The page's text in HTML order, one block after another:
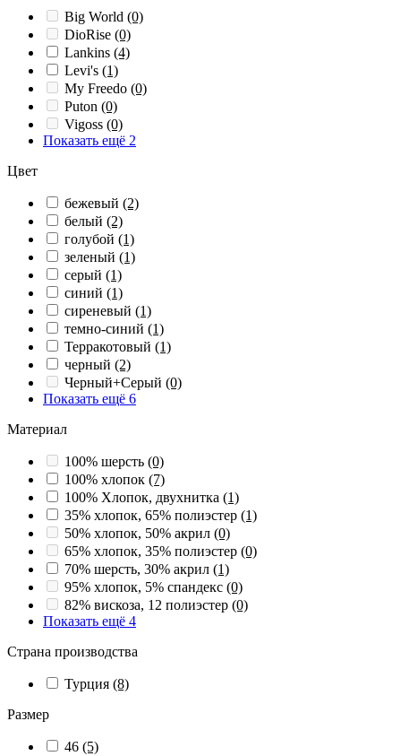
Big World (0)
DioRise (0)
Lankins (4)
Levi's (1)
My Freedo (0)
Puton (0)
Vigoss (0)
Показать ещё 2
Цвет
бежевый (2)
белый (2)
голубой (1)
зеленый (1)
серый (1)
синий (1)
сиреневый (1)
темно-синий (1)
Терракотовый (1)
черный (2)
Черный+Серый (0)
Показать ещё 6
Материал
100% шерсть (0)
100% хлопок (7)
100% Хлопок, двухнитка (1)
35% хлопок, 65% полиэстер (1)
50% хлопок, 50% акрил (0)
65% хлопок, 35% полиэстер (0)
70% шерсть, 30% акрил (1)
95% хлопок, 5% спандекс (0)
82% вискоза, 12 полиэстер (0)
Показать ещё 4
Страна производства
Турция (8)
Размер
46 (5)